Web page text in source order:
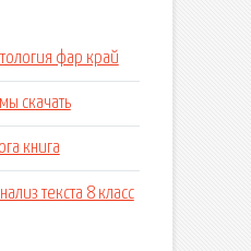
фар край
скачать
книга
текста 8 класс